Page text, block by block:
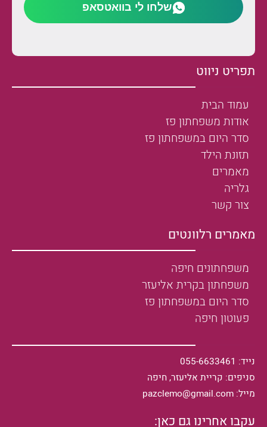
שלחו לי בוואטסאפ
תפריט ניווט
עמוד הבית
אודות משפחתון פז
סדר היום במשפחתון פז
תזונת הילד
מאמרים
גלריה
צור קשר
מאמרים רלוונטים
משפחתונים חיפה
משפחתון בקרית אליעזר
סדר היום במשפחתון פז
פעוטון חיפה
נייד: 055-6633461
סניפים: קריית אליעזר, חיפה
מייל: pazclemo@gmail.com
עקבו אחרינו גם כאן: